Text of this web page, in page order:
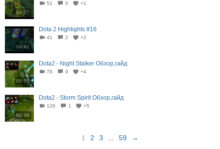
04:27
51 0 +1
04:41
Dota 2 Highlights #16
41 2 +2
08:00
Dota2 - Night Stalker Обзор,гайд
76 0 +4
09:46
Dota2 - Storm Spirit Обзор,гайд
126 1 +5
1 2 3 59 →